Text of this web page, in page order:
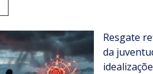
Resgate
da